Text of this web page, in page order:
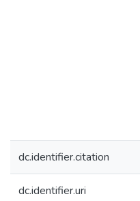
dc.identifier.citation
dc.identifier.uri